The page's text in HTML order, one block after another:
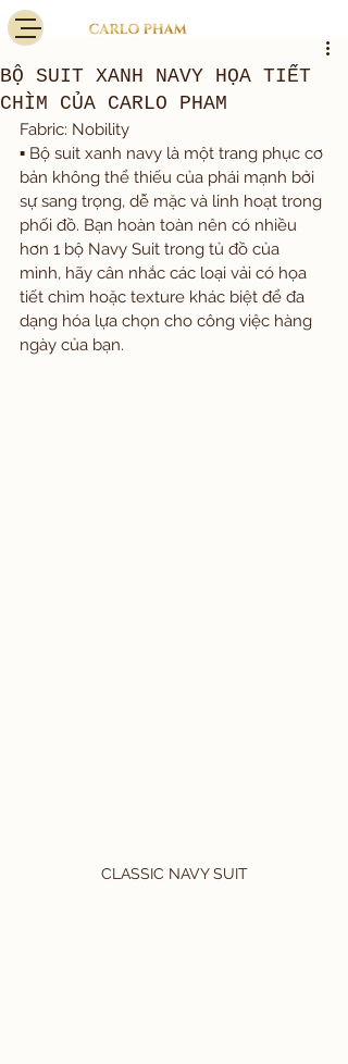
BỘ SUIT XANH NAVY HỌA TIẾT
CHÌM CỦA CARLO PHAM
Fabric: Nobility
▪️ Bộ suit xanh navy là một trang phục cơ
bản không thể thiếu của phái mạnh bởi
sự sang trọng, dễ mặc và linh hoạt trong
phối đồ. Bạn hoàn toàn nên có nhiều
hơn 1 bộ Navy Suit trong tủ đồ của
mình, hãy cân nhắc các loại vải có họa
tiết chìm hoặc texture khác biệt để đa
dạng hóa lựa chọn cho công việc hàng
ngày của bạn.
CLASSIC NAVY SUIT